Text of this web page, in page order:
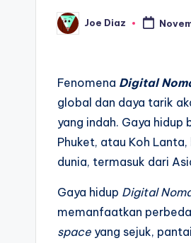
Posted
by
Joe Diaz
Fenomena Digital
global dan daya tarik
yang indah. Gaya
Phuket, atau Koh
dunia, termasuk dari
Gaya hidup Digital
memanfaatkan
space yang sejuk,